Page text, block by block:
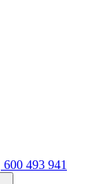
600 493 941